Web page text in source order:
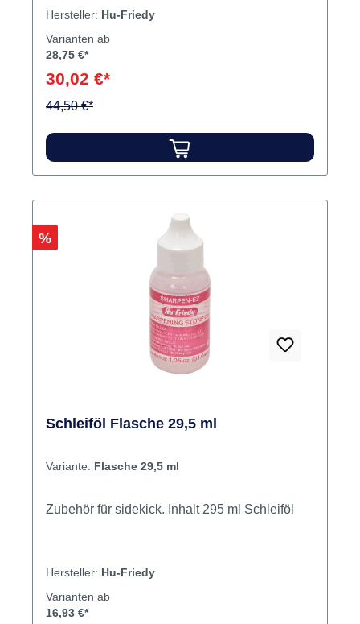
Hersteller: Hu-Friedy
Varianten ab
28,75 €*
30,02 €*
44,50 €*
Rabatt
%
Schleiföl Flasche 29,5 ml
Variante: Flasche 29,5 ml
Zubehör für sidekick. Inhalt 295 ml Schleiföl
Hersteller: Hu-Friedy
Varianten ab
16,93 €*